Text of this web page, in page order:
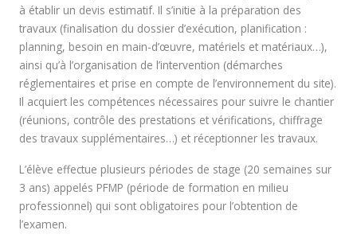
à établir un devis estimatif. Il s’initie à la préparation des
travaux (finalisation du dossier d’exécution, planification :
planning, besoin en main-d’œuvre, matériels et matériaux…),
ainsi qu’à l’organisation de l’intervention (démarches
réglementaires et prise en compte de l’environnement du site).
Il acquiert les compétences nécessaires pour suivre le chantier
(réunions, contrôle des prestations et vérifications, chiffrage
des travaux supplémentaires…) et réceptionner les travaux.
L’élève effectue plusieurs périodes de stage (20 semaines sur
3 ans) appelés PFMP (période de formation en milieu
professionnel) qui sont obligatoires pour l’obtention de
l’examen.